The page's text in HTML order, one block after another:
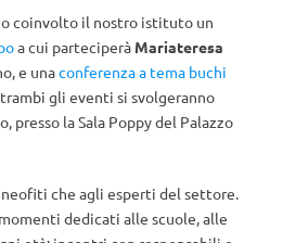
coinvolto il nostro istituto un
a cui parteciperà Mariateresa
e unaconferenza a tema buchi
gli eventi si svolgeranno
presso la Sala Poppy del Palazzo
neofiti che agli esperti del settore.
dedicati alle scuole, alle